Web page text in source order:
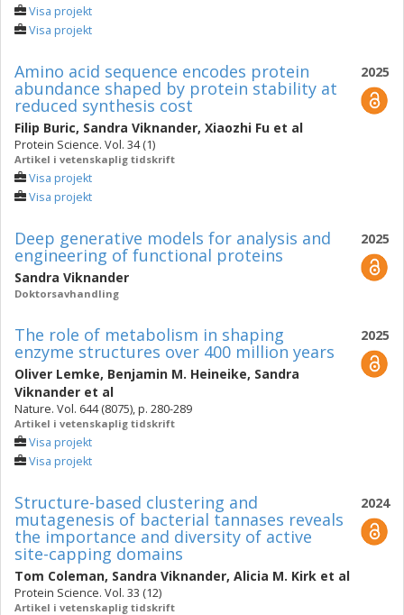
Visa projekt
Visa projekt
2025
Amino acid sequence encodes protein
abundance shaped by protein stability at
reduced synthesis cost
Filip Buric, Sandra Viknander, Xiaozhi Fu et al
Protein Science. Vol. 34 (1)
Artikel i vetenskaplig tidskrift
Visa projekt
Visa projekt
2025
Deep generative models for analysis and
engineering of functional proteins
Sandra Viknander
Doktorsavhandling
2025
The role of metabolism in shaping
enzyme structures over 400 million years
Oliver Lemke, Benjamin M. Heineike, Sandra
Viknander et al
Nature. Vol. 644 (8075), p. 280-289
Artikel i vetenskaplig tidskrift
Visa projekt
Visa projekt
2024
Structure-based clustering and
mutagenesis of bacterial tannases reveals
the importance and diversity of active
site-capping domains
Tom Coleman, Sandra Viknander, Alicia M. Kirk et al
Protein Science. Vol. 33 (12)
Artikel i vetenskaplig tidskrift